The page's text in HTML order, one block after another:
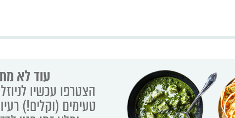
עוד לא
הצטרפו עכשיו
טעימים (וקלים!)